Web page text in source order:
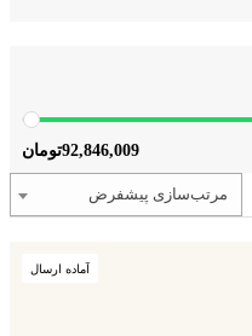
92,846,009تومان
مرتب‌سازی پیشفرض
آماده ارسال